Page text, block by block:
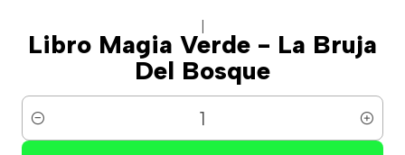
Libro Magia Verde - La Bruja
Del Bosque
Cantidad